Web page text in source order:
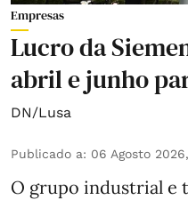
Empresas
Lucro da
abril e junho
DN/Lusa
Publicado a: 06 Agosto
O grupo industrial e